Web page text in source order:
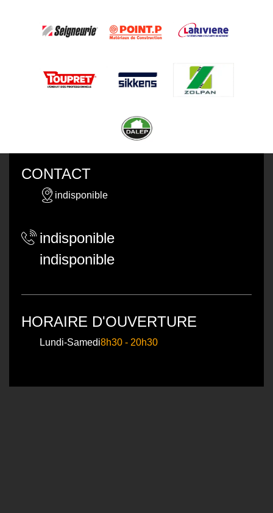
CONTACT
indisponible
indisponible
indisponible
HORAIRE D'OUVERTURE
Lundi-Samedi8h30 - 20h30